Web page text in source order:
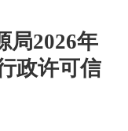
局2026年
政许可信